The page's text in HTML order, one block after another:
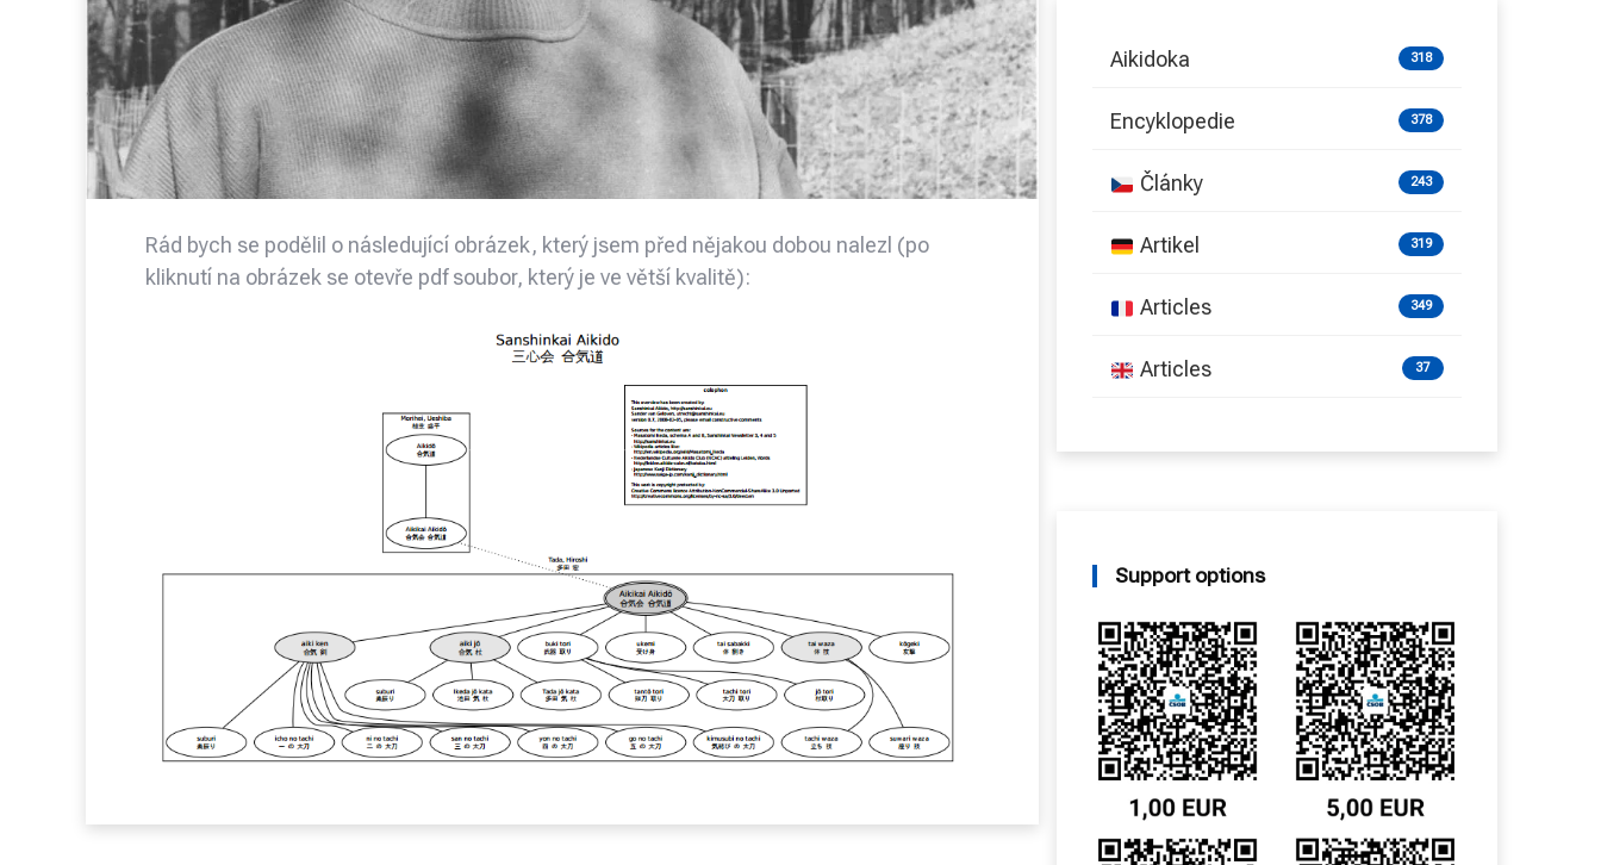
Rád bych se podělil o následující obrázek, který jsem před nějakou dobou nalezl (po
kliknutí na obrázek se otevře pdf soubor, který je ve větší kvalitě):
Aikidoka 318
Encyklopedie 378
Články 243
Artikel 319
Articles 349
Articles 37
Support options